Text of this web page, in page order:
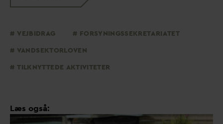
VEJBIDRAG
FORSYNINGSSEKRETARIATET
VANDSEKTORLOVEN
TILKNYTTEDE AKTIVITETER
Læs også: